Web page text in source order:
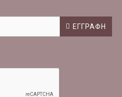
ΕΓΓΡΑΦΉ